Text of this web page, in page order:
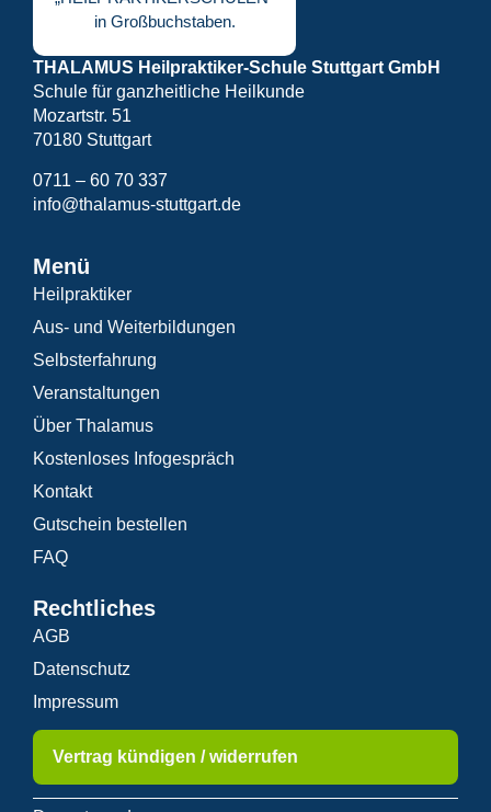
THALAMUS Heilpraktiker-Schule Stuttgart GmbH
Schule für ganzheitliche Heilkunde
Mozartstr. 51
70180 Stuttgart
0711 – 60 70 337
info@thalamus-stuttgart.de
Menü
Heilpraktiker
Aus- und Weiterbildungen
Selbsterfahrung
Veranstaltungen
Über Thalamus
Kostenloses Infogespräch
Kontakt
Gutschein bestellen
FAQ
Rechtliches
AGB
Datenschutz
Impressum
Vertrag kündigen / widerrufen